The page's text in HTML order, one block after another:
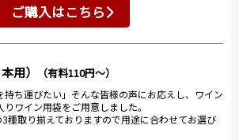
ご購入はこちら
用） （有料110円～）
持ち運びたい」そんな皆様の声にお応えし、ワイン
ワイン用袋をご用意しました。
種取り揃えておりますので用途に合わせてお選び